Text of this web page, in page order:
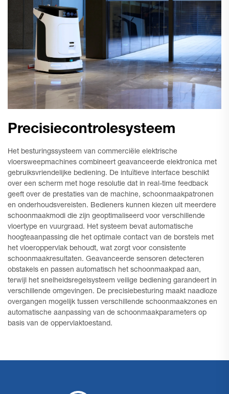
Precisiecontrolesysteem
Het besturingssysteem van commerciële elektrische
vloersweepmachines combineert geavanceerde elektronica met
gebruiksvriendelijke bediening. De intuïtieve interface beschikt
over een scherm met hoge resolutie dat in real-time feedback
geeft over de prestaties van de machine, schoonmaakpatronen
en onderhoudsvereisten. Bedieners kunnen kiezen uit meerdere
schoonmaakmodi die zijn geoptimaliseerd voor verschillende
vloertype en vuurgraad. Het systeem bevat automatische
hoogteaanpassing die het optimale contact van de borstels met
het vloeroppervlak behoudt, wat zorgt voor consistente
schoonmaakresultaten. Geavanceerde sensoren detecteren
obstakels en passen automatisch het schoonmaakpad aan,
terwijl het snelheidsregelsysteem veilige bediening garandeert in
verschillende omgevingen. De precisiebesturing maakt naadloze
overgangen mogelijk tussen verschillende schoonmaakzones en
automatische aanpassing van de schoonmaakparameters op
basis van de oppervlaktoestand.